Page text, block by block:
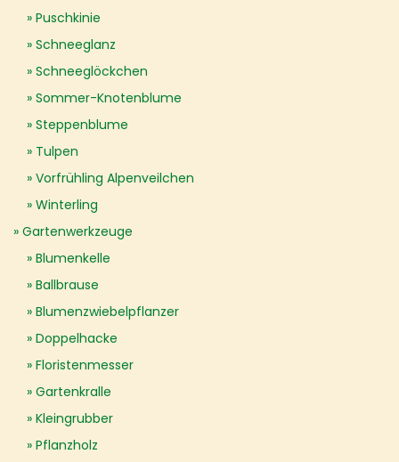
Puschkinie
Schneeglanz
Schneeglöckchen
Sommer-Knotenblume
Steppenblume
Tulpen
Vorfrühling Alpenveilchen
Winterling
Gartenwerkzeuge
Blumenkelle
Ballbrause
Blumenzwiebelpflanzer
Doppelhacke
Floristenmesser
Gartenkralle
Kleingrubber
Pflanzholz